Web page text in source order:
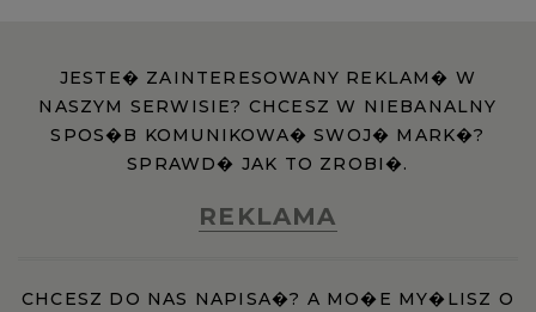
JESTE� ZAINTERESOWANY REKLAM� W
NASZYM SERWISIE? CHCESZ W NIEBANALNY
SPOS�B KOMUNIKOWA� SWOJ� MARK�?
SPRAWD� JAK TO ZROBI�.
REKLAMA
CHCESZ DO NAS NAPISA�? A MO�E MY�LISZ O